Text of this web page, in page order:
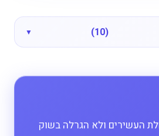
(10)
העשירים ולא הגרלה בשוק